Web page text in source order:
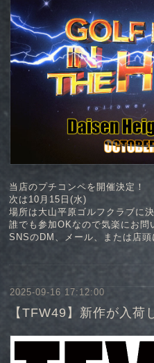
当店のプチコンペを開催決定！
次は10月15日(水)
場所は大山平原ゴルフクラブに決
誰でも参加OKなので気楽にお
SNSのDM、メール、または店頭
2025-09-16 17:12:00
【TFW49】新作が入荷